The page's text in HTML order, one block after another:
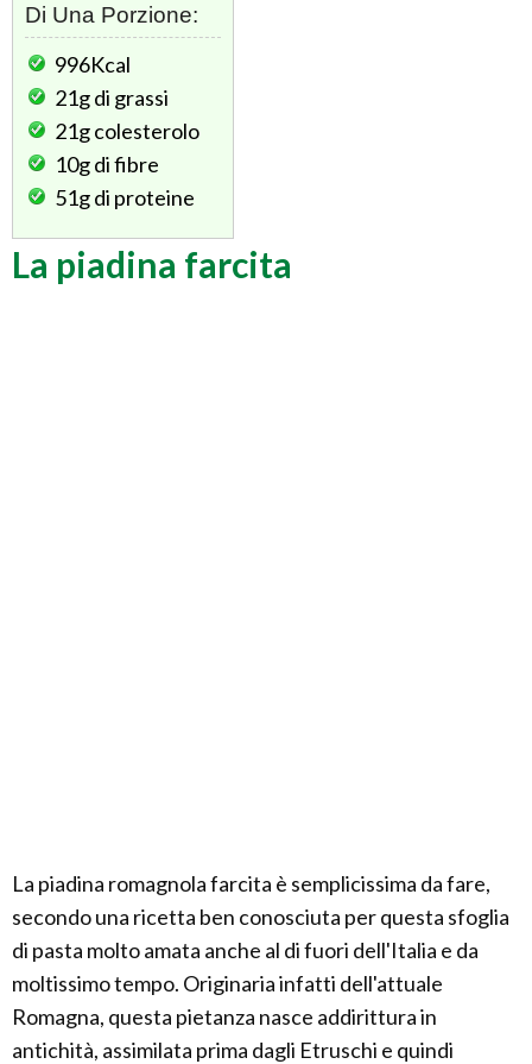
Di Una Porzione:
996Kcal
21gdi grassi
21gcolesterolo
10gdi fibre
51gdi proteine
La piadina farcita
La piadina romagnola farcita è semplicissima da fare,
secondo una ricetta ben conosciuta per questa sfoglia
di pasta molto amata anche al di fuori dell'Italia e da
moltissimo tempo. Originaria infatti dell'attuale
Romagna, questa pietanza nasce addirittura in
antichità, assimilata prima dagli Etruschi e quindi